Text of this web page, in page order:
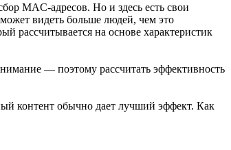
MAC-адресов. Но и здесь есть свои
видеть больше людей, чем это
рассчитывается на основе характеристик
— поэтому рассчитать эффективность
контент обычно дает лучший эффект. Как